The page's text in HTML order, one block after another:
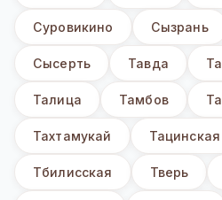
Суровикино Сызрань
Сысерть Тавда
Талица Тамбов
Тахтамукай Тацинская
Тбилисская Тверь